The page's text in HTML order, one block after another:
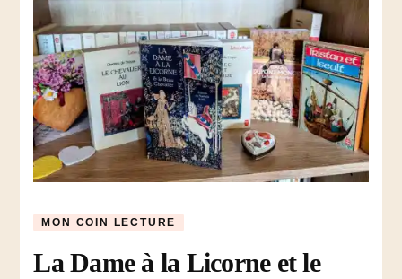
MON COIN LECTURE
La Dame à la Licorne et le